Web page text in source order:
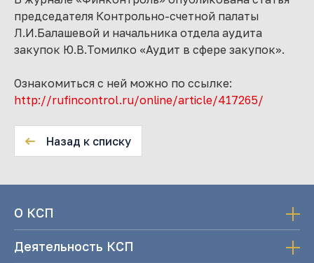
председателя Контрольно-счетной палаты
Л.И.Балашевой и начальника отдела аудита
закупок Ю.В.Томилко «Аудит в сфере закупок».
Ознакомиться с ней можно по ссылке:
http://rufincontrol.ru/online/article/417265/
Назад к списку
О КСП
Деятельность КСП